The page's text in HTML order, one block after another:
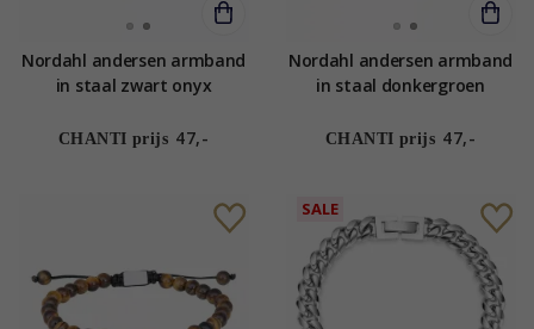
Nordahl andersen armband
in staal zwart onyx
CHANTI prijs 47,-
Nordahl andersen armband
in staal donkergroen
CHANTI prijs 47,-
SALE